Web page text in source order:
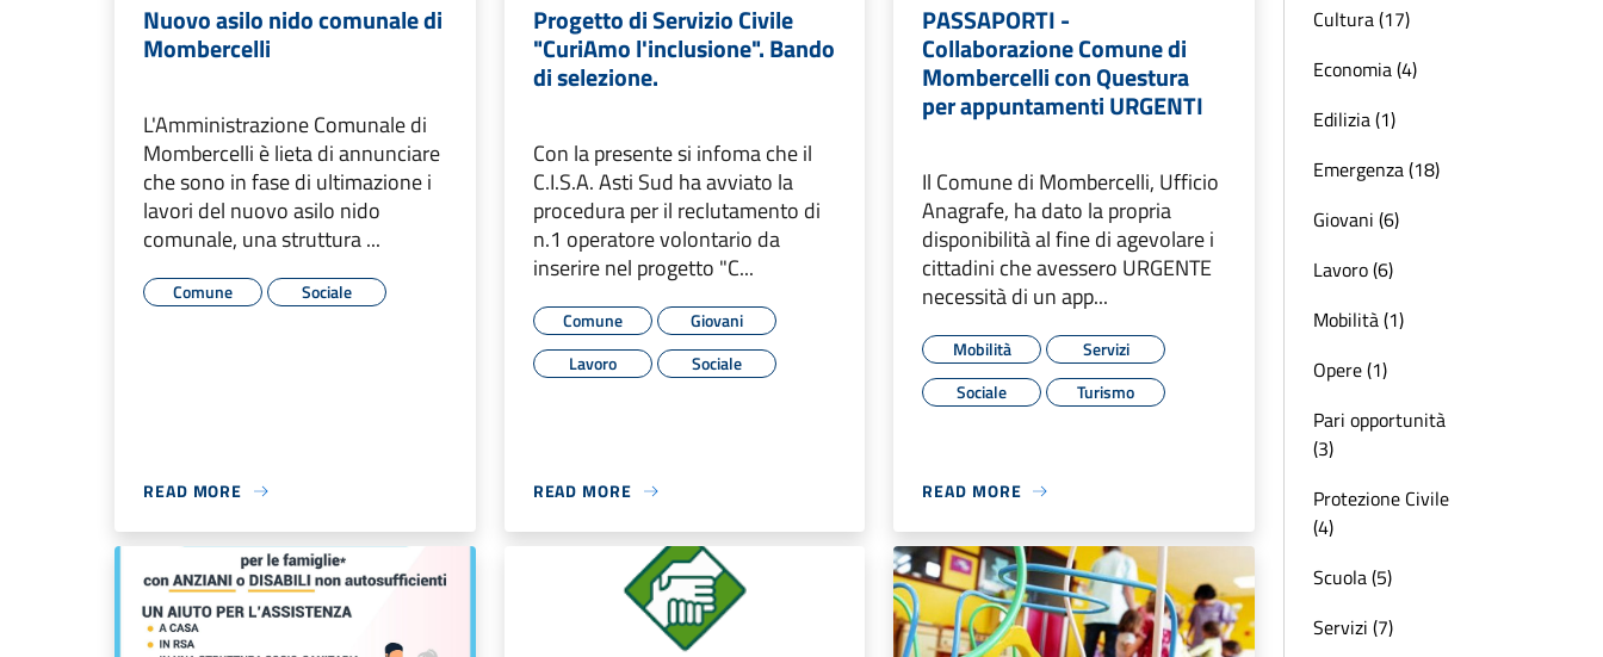
Nuovo asilo nido comunale di
Mombercelli
L'Amministrazione Comunale di
Mombercelli è lieta di annunciare
che sono in fase di ultimazione i
lavori del nuovo asilo nido
comunale, una struttura ...
Comune Sociale
READ MORE
Progetto di Servizio Civile
"CuriAmo l'inclusione". Bando
di selezione.
Con la presente si infoma che il
C.I.S.A. Asti Sud ha avviato la
procedura per il reclutamento di
n.1 operatore volontario da
inserire nel progetto "C...
Comune
Giovani
Lavoro
Sociale
READ MORE
PASSAPORTI -
Collaborazione Comune di
Mombercelli con Questura
per appuntamenti URGENTI
Il Comune di Mombercelli, Ufficio
Anagrafe, ha dato la propria
disponibilità al fine di agevolare i
cittadini che avessero URGENTE
necessità di un app...
Mobilità
Servizi
Sociale
Turismo
READ MORE
Cultura (17)
Economia (4)
Edilizia (1)
Emergenza (18)
Giovani (6)
Lavoro (6)
Mobilità (1)
Opere (1)
Pari opportunità
(3)
Protezione Civile
(4)
Scuola (5)
Servizi (7)